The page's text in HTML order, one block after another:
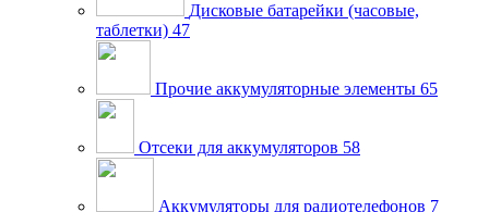
Дисковые батарейки (часовые,
таблетки) 47
Прочие аккумуляторные элементы 65
Отсеки для аккумуляторов 58
Аккумуляторы для радиотелефонов 7